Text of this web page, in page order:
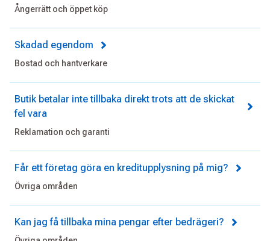
Ångerrätt och öppet köp
Skadad egendom
Bostad och hantverkare
Butik betalar inte tillbaka direkt trots att de skickat
fel vara
Reklamation och garanti
Får ett företag göra en kreditupplysning på mig?
Övriga områden
Kan jag få tillbaka mina pengar efter bedrägeri?